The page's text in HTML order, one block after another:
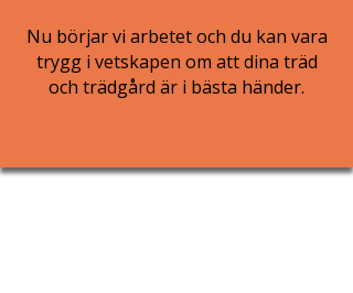
Nu börjar vi arbetet och du kan vara
trygg i vetskapen om att dina träd
och trädgård är i bästa händer.